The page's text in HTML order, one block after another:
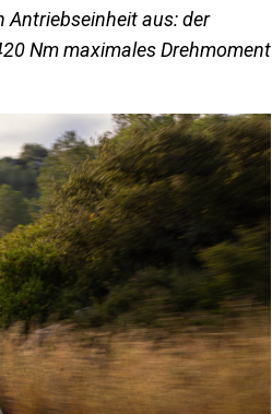
Antriebseinheit aus: der
Nm maximales Drehmoment